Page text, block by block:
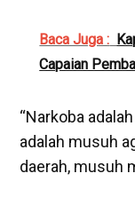
Baca Juga :
Capaian
“Narkoba
adalah musuh
daerah, musuh